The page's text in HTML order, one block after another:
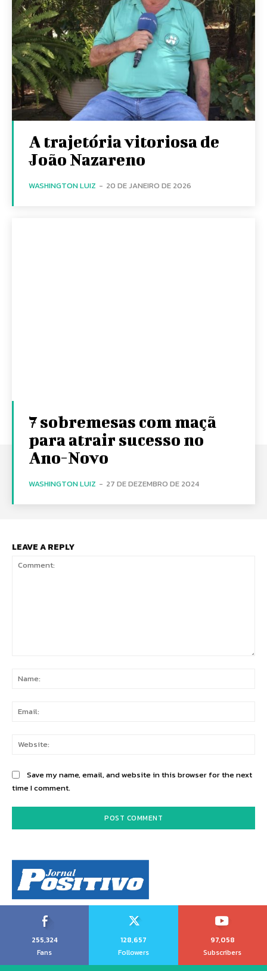
A trajetória vitoriosa de
João Nazareno
WASHINGTON LUIZ - 20 DE JANEIRO DE 2026
7 sobremesas com maçã
para atrair sucesso no
Ano-Novo
WASHINGTON LUIZ - 27 DE DEZEMBRO DE 2024
LEAVE A REPLY
Save my name, email, and website in this browser for the next
time I comment.
255,324
Fans
128,657
Followers
97,058
Subscribers